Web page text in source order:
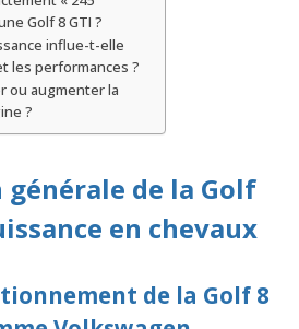
Golf 8 GTI ?
influe-t-elle
les performances ?
ou augmenter la
?
de la Golf
en chevaux
de la Golf 8